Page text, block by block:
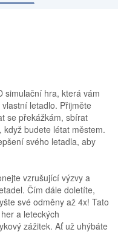
simulační hra, která vám
letadlo. Přijměte
se překážkám, sbírat
budete létat městem.
svého letadla, aby
vzrušující výzvy a
Čím dále doletíte,
své odměny až 4x! Tato
a leteckých
zážitek. Ať už uhýbáte